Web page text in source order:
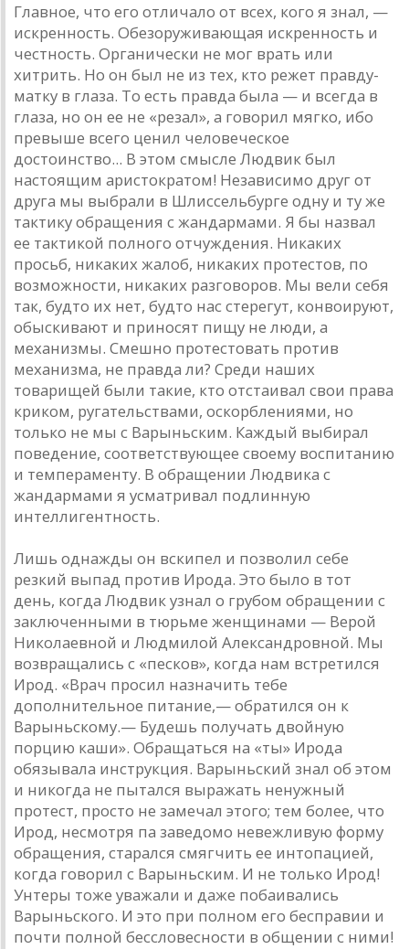
Главное, что его отличало от всех, кого я знал, —
искренность. Обезоруживающая искренность и
честность. Органически не мог врать или
хитрить. Но он был не из тех, кто режет правду-
матку в глаза. То есть правда была — и всегда в
глаза, но он ее не «резал», а говорил мягко, ибо
превыше всего ценил человеческое
достоинство... В этом смысле Людвик был
настоящим аристократом! Независимо друг от
друга мы выбрали в Шлиссельбурге одну и ту же
тактику обращения с жандармами. Я бы назвал
ее тактикой полного отчуждения. Никаких
просьб, никаких жалоб, никаких протестов, по
возможности, никаких разговоров. Мы вели себя
так, будто их нет, будто нас стерегут, конвоируют,
обыскивают и приносят пищу не люди, а
механизмы. Смешно протестовать против
механизма, не правда ли? Среди наших
товарищей были такие, кто отстаивал свои права
криком, ругательствами, оскорблениями, но
только не мы с Варыньским. Каждый выбирал
поведение, соответствующее своему воспитанию
и темпераменту. В обращении Людвика с
жандармами я усматривал подлинную
интеллигентность.
Лишь однажды он вскипел и позволил себе
резкий выпад против Ирода. Это было в тот
день, когда Людвик узнал о грубом обращении с
заключенными в тюрьме женщинами — Верой
Николаевной и Людмилой Александровной. Мы
возвращались с «песков», когда нам встретился
Ирод. «Врач просил назначить тебе
дополнительное питание,— обратился он к
Варыньскому.— Будешь получать двойную
порцию каши». Обращаться на «ты» Ирода
обязывала инструкция. Варыньский знал об этом
и никогда не пытался выражать ненужный
протест, просто не замечал этого; тем более, что
Ирод, несмотря па заведомо невежливую форму
обращения, старался смягчить ее интопацией,
когда говорил с Варыньским. И не только Ирод!
Унтеры тоже уважали и даже побаивались
Варыньского. И это при полном его бесправии и
почти полной бессловесности в общении с ними!